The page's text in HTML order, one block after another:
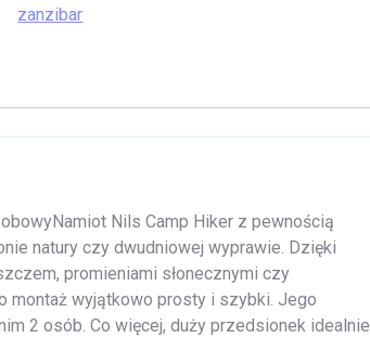
zanzibar
Nils Camp Hiker z pewnością
natury czy dwudniowej wyprawie. Dzięki
promieniami słonecznymi czy
montaż wyjątkowo prosty i szybki. Jego
2 osób. Co więcej, duży przedsionek idealnie